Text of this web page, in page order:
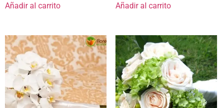
Añadir al carrito Añadir al carrito